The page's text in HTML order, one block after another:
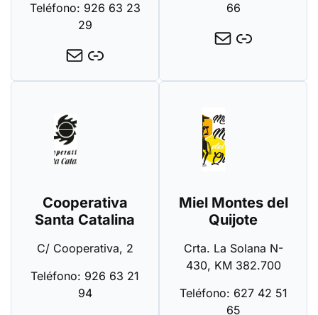
Teléfono: 926 63 23
29
66
Cooperativa
Santa Catalina
C/ Cooperativa, 2
Teléfono: 926 63 21
94
Miel Montes del
Quijote
Crta. La Solana N-
430, KM 382.700
Teléfono: 627 42 51
65